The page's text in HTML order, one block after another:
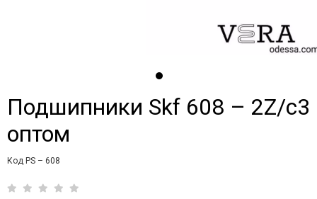
Подшипники Skf 608 – 2Z/c3
оптом
Код PS – 608